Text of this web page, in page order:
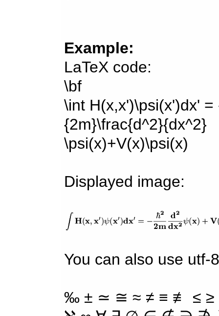
Example:
LaTeX code:
\bf
\int H(x,x')\psi(x')dx'
{2m}\frac{d^2}{dx^2}
\psi(x)+V(x)\psi(x)
Displayed image:
You can also use utf-
‰ ± ≃ ≅ ≈ ≠ ≡ ≢ ≤